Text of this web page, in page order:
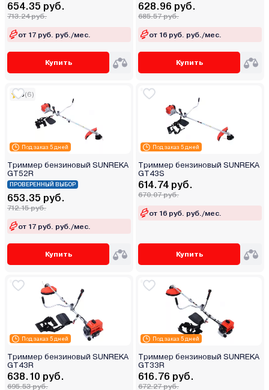
654.35 руб.
713.24 руб.
от 17 руб. руб./мес.
Купить
628.96 руб.
685.57 руб.
от 16 руб. руб./мес.
Купить
Под заказ 5 дней
5(6)
Триммер бензиновый SUNREKA
GT52R
ПРОВЕРЕННЫЙ ВЫБОР
653.35 руб.
712.15 руб.
от 17 руб. руб./мес.
Купить
Под заказ 5 дней
Триммер бензиновый SUNREKA
GT43S
614.74 руб.
670.07 руб.
от 16 руб. руб./мес.
Купить
Под заказ 5 дней
Триммер бензиновый SUNREKA
GT43R
638.10 руб.
695.53 руб.
Под заказ 5 дней
Триммер бензиновый SUNREKA
GT33R
616.76 руб.
672.27 руб.